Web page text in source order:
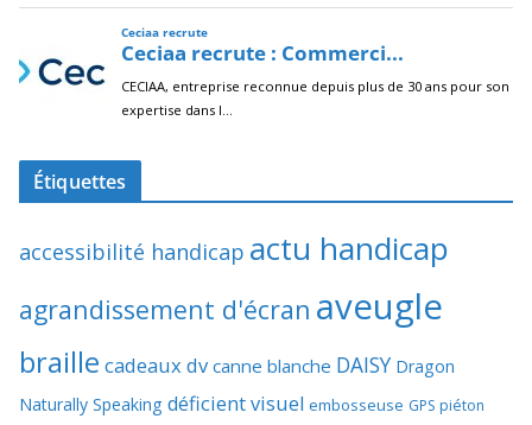
Étiquettes
accessibilité handicap actu handicap
agrandissement d'écran aveugle
braille cadeaux dv canne blanche DAISY Dragon
Naturally Speaking déficient visuel embosseuse GPS piéton